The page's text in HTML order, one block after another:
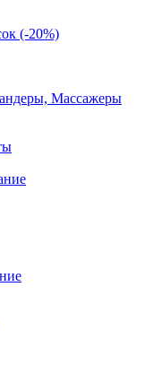
(-20%)
Массажеры